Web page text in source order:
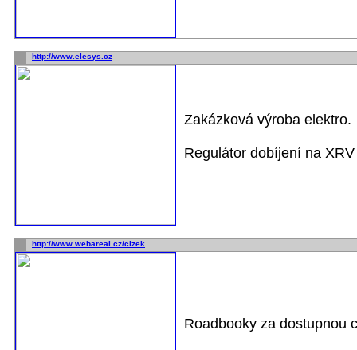
http://www.elesys.cz
Zakázková výroba elektro.
Regulátor dobíjení na
http://www.webareal.cz/cizek
Roadbooky za dostupnou